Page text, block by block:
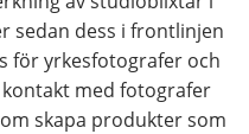
sedan dess i frontlinjen
för yrkesfotografer och
med fotografer
skapa produkter som